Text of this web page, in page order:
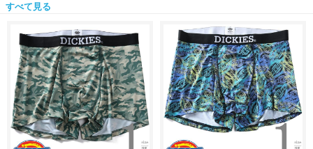
すべて見る